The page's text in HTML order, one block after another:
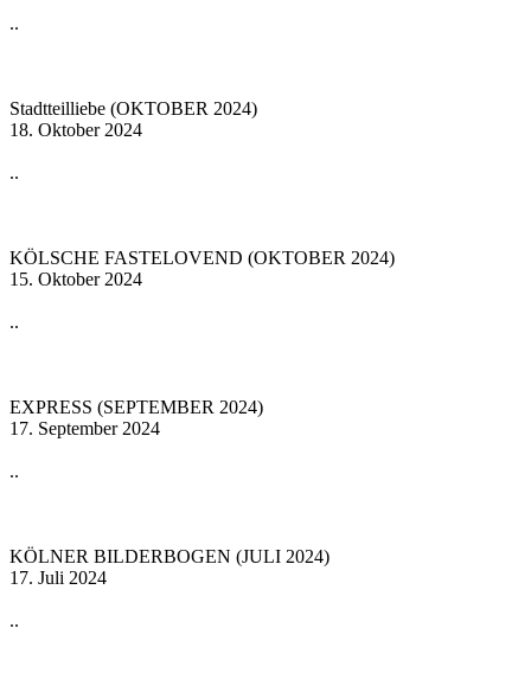
..
Stadtteilliebe (OKTOBER 2024)
18. Oktober 2024
..
KÖLSCHE FASTELOVEND (OKTOBER 2024)
15. Oktober 2024
..
EXPRESS (SEPTEMBER 2024)
17. September 2024
..
KÖLNER BILDERBOGEN (JULI 2024)
17. Juli 2024
..